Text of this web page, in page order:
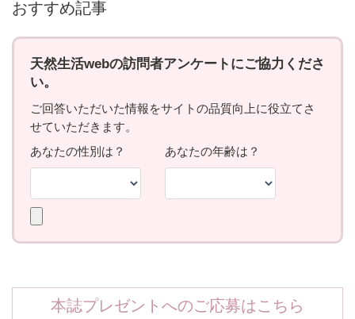
おすすめ記事
本誌プレゼントへのご応募はこちら